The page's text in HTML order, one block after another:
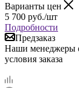
Варианты цен
5 700 руб./шт
Подробности
Предзаказ
Наши менеджеры
условия заказа